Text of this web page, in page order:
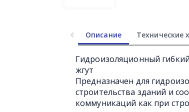
Описание Технические
Гидроизоляционный
жгут
Предназначен для
строительства зданий и
коммуникаций как при